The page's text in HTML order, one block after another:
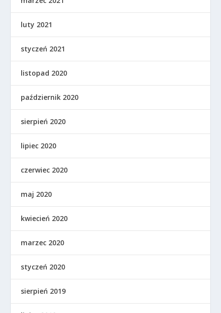
luty 2021
styczeń 2021
listopad 2020
październik 2020
sierpień 2020
lipiec 2020
czerwiec 2020
maj 2020
kwiecień 2020
marzec 2020
styczeń 2020
sierpień 2019